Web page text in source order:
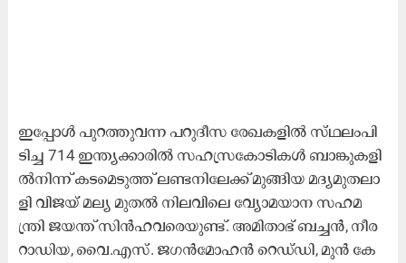
ഇ​പ്പോ​ൾ പു​റ​ത്തു​വ​ന്ന പ​റു​ദീ​സ രേ​ഖ​ക​ളി​ൽ സ്​​ഥ​ലം​പി​
ടി​ച്ച 714 ഇ​ന്ത്യ​ക്കാ​രി​ൽ സ​ഹ​സ്രകോ​ടി​ക​ൾ ബാ​ങ്കു​ക​ളി​
ൽ​നി​ന്ന്​ ക​ട​മെ​ടു​ത്ത്​ ല​ണ്ട​നി​ലേ​ക്ക്​ മു​ങ്ങി​യ മ​ദ്യ​മു​ത​ലാ​
ളി വി​ജ​യ്​ മ​ല്യ മു​ത​ൽ നി​ല​വി​ലെ വ്യോ​മ​യാ​ന സ​ഹ​മ​
ന്ത്രി ജ​യ​ന്ത്​ സി​ൻ​ഹവ​രെ​യു​ണ്ട്. അ​മി​താ​ഭ്​ ബ​ച്ച​ൻ, നീ​ര
റാ​ഡി​യ, വൈ.​എ​സ്. ജ​ഗൻമോ​ഹ​ൻ റെ​ഡ്​ഡി, മു​ൻ കേ​